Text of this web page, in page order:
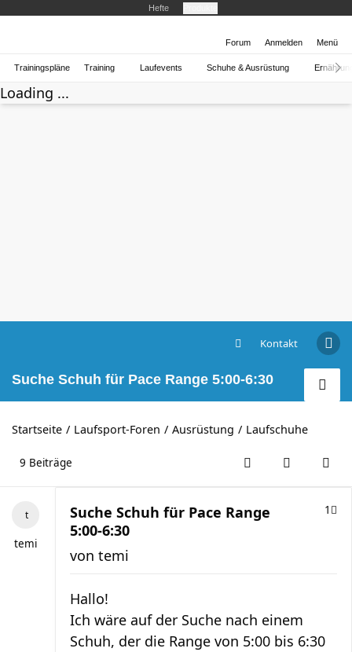
Hefte
Forum Anmelden Menü
Trainingspläne Training Laufevents Schuhe & Ausrüstung
Loading ...
Kontakt
Suche Schuh für Pace Range 5:00-6:30
Startseite Laufsport-Foren Ausrüstung Laufschuhe
9 Beiträge
temi
Suche Schuh für Pace Range
5:00-6:30
1
von temi
Hallo!
Ich wäre auf der Suche nach einem
Schuh, der die Range von 5:00 bis 6:30